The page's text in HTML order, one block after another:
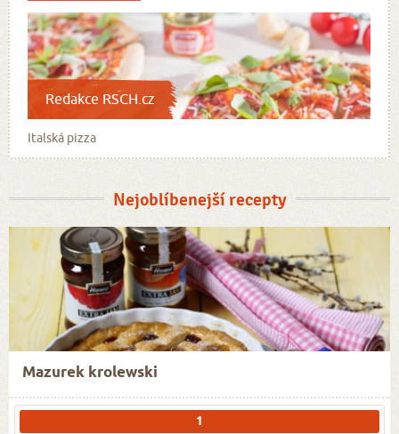
Redakce RSCH.cz
Italská pizza
Nejoblíbenejší recepty
Mazurek krolewski
1